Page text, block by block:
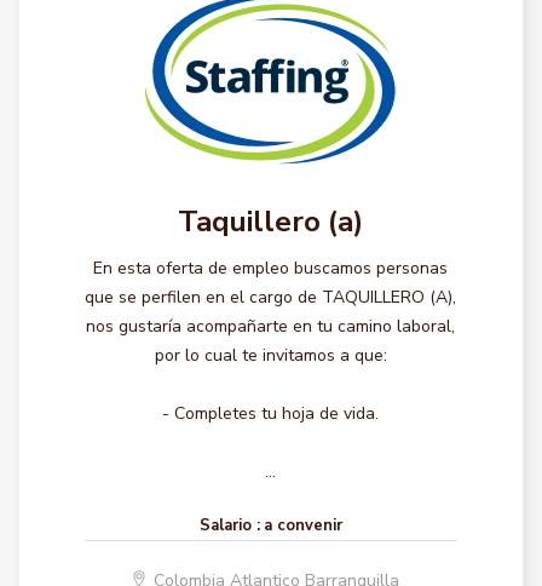
Taquillero (a)
En esta oferta de empleo buscamos personas
que se perfilen en el cargo de TAQUILLERO (A),
nos gustaría acompañarte en tu camino laboral,
por lo cual te invitamos a que:
- Completes tu hoja de vida.
...
Salario : a convenir
Colombia Atlantico Barranquilla